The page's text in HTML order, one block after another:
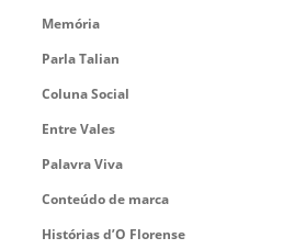
Memória
Parla Talian
Coluna Social
Entre Vales
Palavra Viva
Conteúdo de marca
Histórias d’O Florense